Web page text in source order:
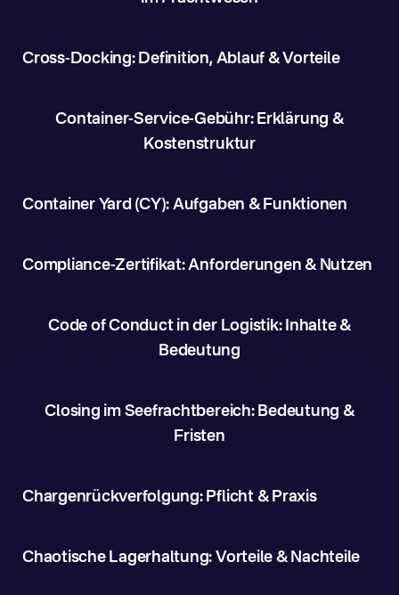
Cross-Docking: Definition, Ablauf & Vorteile
Container-Service-Gebühr: Erklärung &
Kostenstruktur
Container Yard (CY): Aufgaben & Funktionen
Compliance-Zertifikat: Anforderungen & Nutzen
Code of Conduct in der Logistik: Inhalte &
Bedeutung
Closing im Seefrachtbereich: Bedeutung &
Fristen
Chargenrückverfolgung: Pflicht & Praxis
Chaotische Lagerhaltung: Vorteile & Nachteile